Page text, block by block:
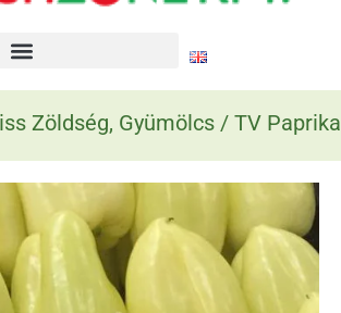
Zöldség, Gyümölcs / TV Paprika